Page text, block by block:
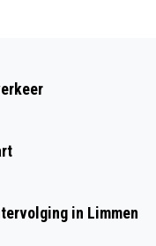
VELSERTUNNEL,
in Limmen